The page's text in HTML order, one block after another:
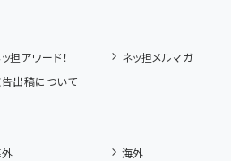
担アワード！
ネッ担メルマガ
出稿について
海外